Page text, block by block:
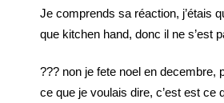
Je comprends sa réaction, j’étais
que kitchen hand, donc il ne s’est
??? non je fete noel en decembre,
ce que je voulais dire, c’est est ce